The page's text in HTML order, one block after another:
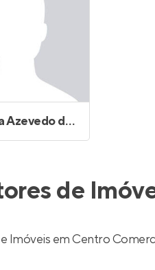
Veronica Azevedo de Oliveira Lima
de
Imóveis em Centro